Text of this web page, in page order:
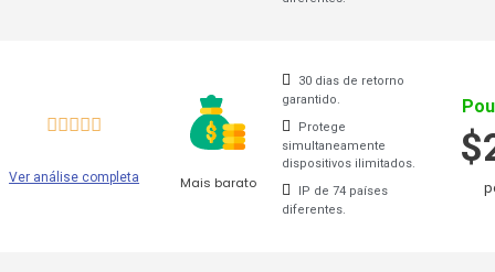
utilizados diariamente para a visualização de
de alterar o endereço IP eocultar a localização
Ver análise completa Mais barato
30 dias de retorno
garantido.
Protege
simultaneamente
dispositivos ilimitados.
IP de 74 países
diferentes.